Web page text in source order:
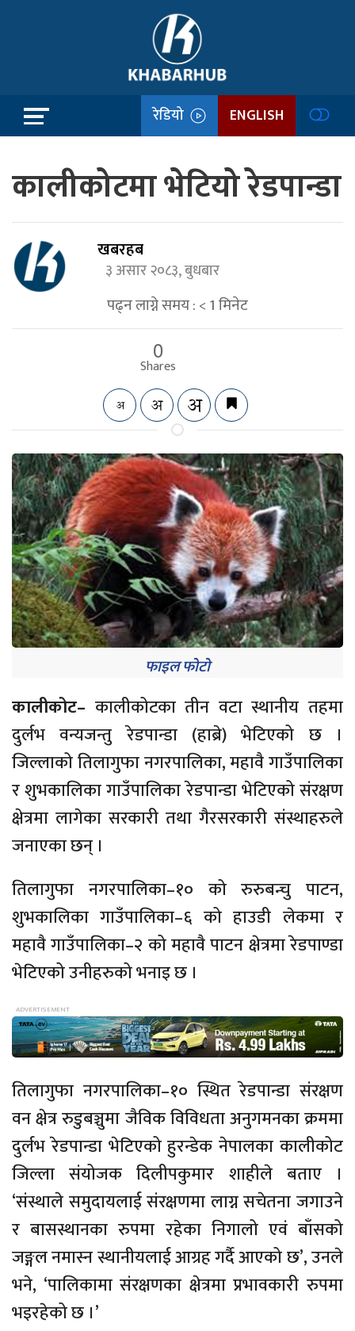
रेडियो ENGLISH
कालीकोटमा भेटियो रेडपान्डा
खबरहब
३ असार २०८३, बुधबार
पढ्न लाग्ने समय :< 1मिनेट
0
Shares
फाइल फोटो
कालीकोट– कालीकोटका तीन वटा स्थानीय तहमा
दुर्लभ वन्यजन्तु रेडपान्डा (हाब्रे) भेटिएको छ ।
जिल्लाको तिलागुफा नगरपालिका, महावै गाउँपालिका
र शुभकालिका गाउँपालिका रेडपान्डा भेटिएको संरक्षण
क्षेत्रमा लागेका सरकारी तथा गैरसरकारी संस्थाहरुले
जनाएका छन् ।
तिलागुफा नगरपालिका–१० को रुरुबन्चु पाटन,
शुभकालिका गाउँपालिका–६ को हाउडी लेकमा र
महावै गाउँपालिका–२ को महावै पाटन क्षेत्रमा रेडपाण्डा
भेटिएको उनीहरुको भनाइ छ ।
तिलागुफा नगरपालिका–१० स्थित रेडपान्डा संरक्षण
वन क्षेत्र रुडुबञ्चुमा जैविक विविधता अनुगमनका क्रममा
दुर्लभ रेडपान्डा भेटिएको हुरन्डेक नेपालका कालीकोट
जिल्ला संयोजक दिलीपकुमार शाहीले बताए ।
‘संस्थाले समुदायलाई संरक्षणमा लाग्न सचेतना जगाउने
र बासस्थानका रुपमा रहेका निगालो एवं बाँसको
जङ्गल नमास्न स्थानीयलाई आग्रह गर्दै आएको छ’, उनले
भने, ‘पालिकामा संरक्षणका क्षेत्रमा प्रभावकारी रुपमा
भइरहेको छ ।’